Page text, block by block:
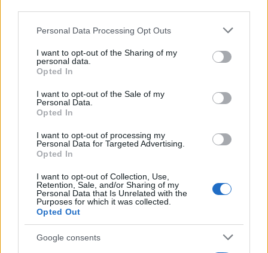
Please note that this website/app uses one or more Google
not limited to your visit or usage behaviour. You may click to
grant or deny consent to Google and its third-party tags to
use your data for below specified purposes in below Google
consent section.
Personal Data Processing Opt Outs
I want to opt-out of the Sharing of my
personal data.
Opted In
I want to opt-out of the Sale of my
Personal Data.
Opted In
I want to opt-out of processing my
Personal Data for Targeted Advertising.
Opted In
I want to opt-out of Collection, Use,
Retention, Sale, and/or Sharing of my
Personal Data that Is Unrelated with the
Purposes for which it was collected.
Opted Out
Google consents
09/12/2025 - 09:35
Κάμερες στην Αττική: Σε αυτά τα
Δείτε σε ποιά σημεία της Αττικής
θα μπουν κάμερες μέχρι το τέλος
07/12/2025 - 13:25
Κακοκαιρία Byron – ΠΡΟΣΟΧΗ: Οι
Κλειστοί δρόμοι αυτή την ώρα